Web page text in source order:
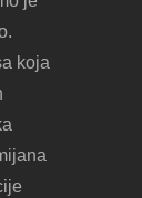
koja